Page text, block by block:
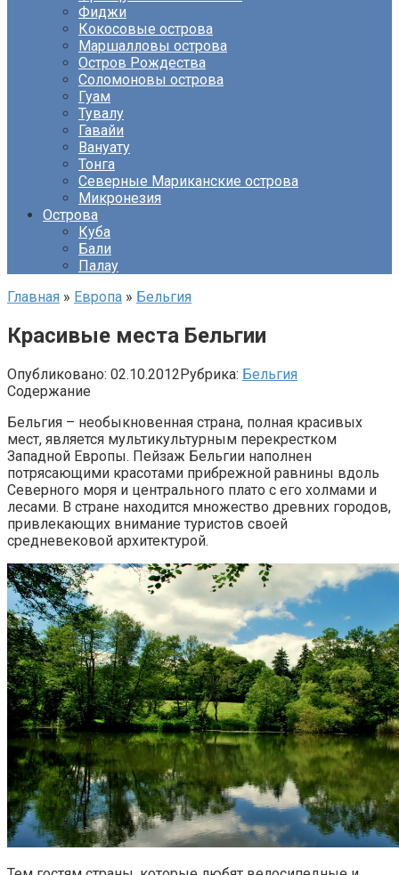
Фиджи
Кокосовые острова
Маршалловы острова
Остров Рождества
Соломоновы острова
Гуам
Тувалу
Гавайи
Вануату
Тонга
Северные Мариканские острова
Микронезия
Острова
Куба
Бали
Палау
Главная » Европа » Бельгия
Красивые места Бельгии
Опубликовано: 02.10.2012Рубрика: Бельгия
Содержание
Бельгия – необыкновенная страна, полная красивых
мест, является мультикультурным перекрестком
Западной Европы. Пейзаж Бельгии наполнен
потрясающими красотами прибрежной равнины вдоль
Северного моря и центрального плато с его холмами и
лесами. В стране находится множество древних городов,
привлекающих внимание туристов своей
средневековой архитектурой.